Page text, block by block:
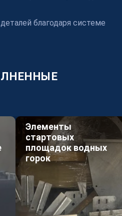
целевых заказов,
продукции из
благодаря системе
Элементы
стартовых
площадок водных
горок